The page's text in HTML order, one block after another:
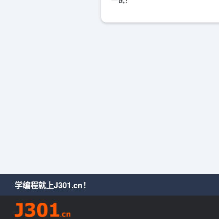
学编程就上J301.cn！